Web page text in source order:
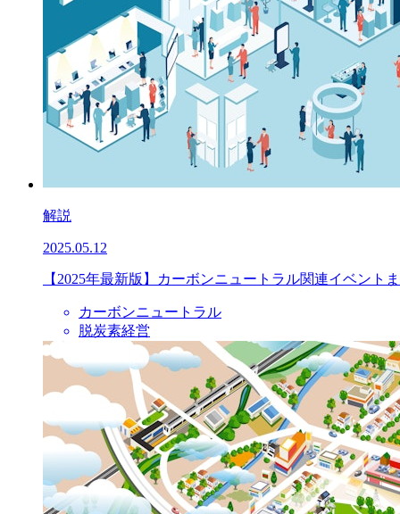
解説
2025.05.12
【2025年最新版】カーボンニュートラル関連イベント
カーボンニュートラル
脱炭素経営